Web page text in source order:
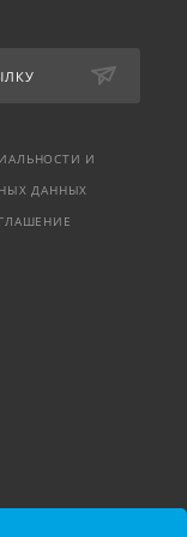
И
ДАННЫХ